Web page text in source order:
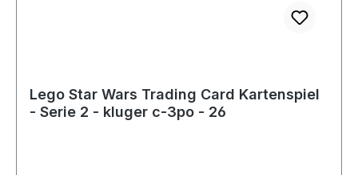
Lego Star Wars Trading Card Kartenspiel
- Serie 2 - kluger c-3po - 26